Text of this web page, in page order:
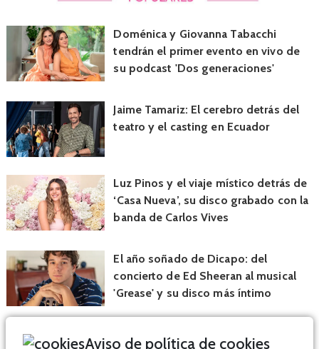
Doménica y Giovanna Tabacchi
tendrán el primer evento en vivo de
su podcast 'Dos generaciones'
Jaime Tamariz: El cerebro detrás del
teatro y el casting en Ecuador
Luz Pinos y el viaje místico detrás de
‘Casa Nueva’, su disco grabado con la
banda de Carlos Vives
El año soñado de Dicapo: del
concierto de Ed Sheeran al musical
'Grease' y su disco más íntimo
Aviso de política de cookies